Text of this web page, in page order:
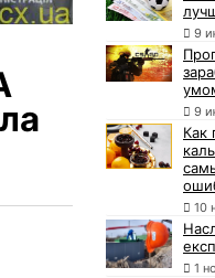
9
9
Как
10
1